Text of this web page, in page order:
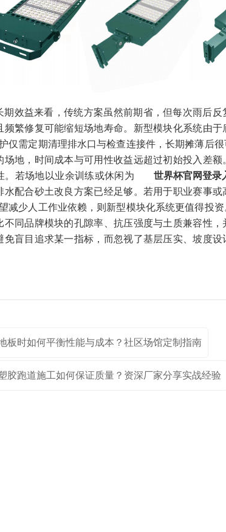
期效益来看，传统方案虽然前期省，但每次雨后
频繁修复可能缩短场地寿命。新型模块化系统由
仅需定期清理排水口与检查连接件，长期摊薄后
场地，时间成本与可用性收益远超过初始投入差
。若场地以业余训练或休闲为
世界杯官网登录
水配合砂土改良方案已经足够。若用于职业赛事
减少人工作业依赖，则新型模块化系统更值得投
不同品牌模块的孔隙率、抗压强度与土质兼容性
免盲目追求某一指标，而忽视了基层压实、坡度
板时如何平衡性能与成本？社区场馆定制指南
胶跑道施工如何保证质量？资深厂家分享实战经验